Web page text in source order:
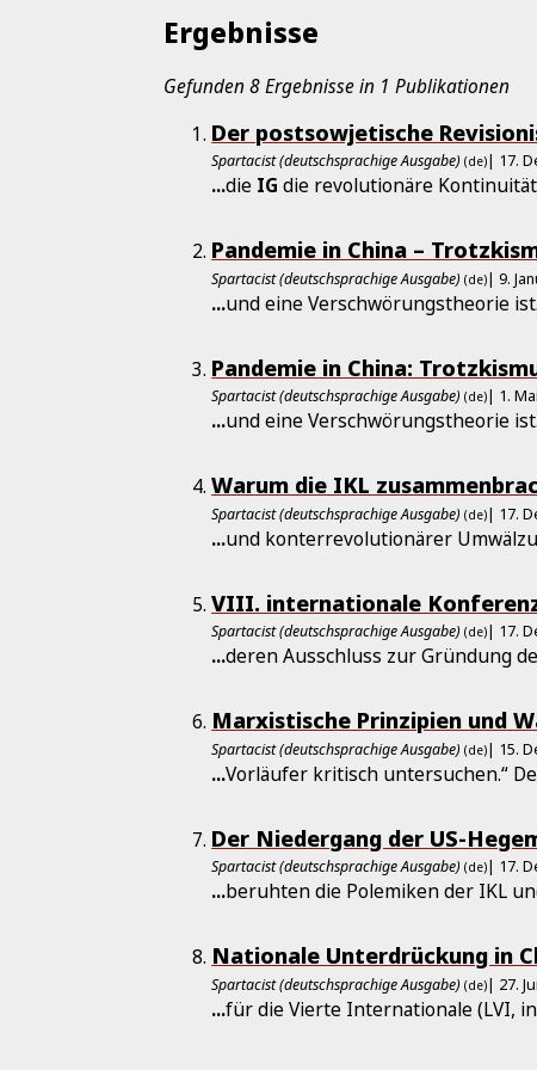
Ergebnisse
Gefunden 8 Ergebnisse in 1 Publikationen
Der postsowjetische
Spartacist (deutschsprachige Ausgabe) (de)| 17.
...die IG die revolutionäre
Pandemie in China –
Spartacist (deutschsprachige Ausgabe) (de)| 9.
...und eine Verschwörungstheorie
Pandemie in China:
Spartacist (deutschsprachige Ausgabe) (de)| 1.
...und eine Verschwörungstheorie
Warum die IKL
Spartacist (deutschsprachige Ausgabe) (de)| 17.
...und konterrevolutionärer
VIII. internationale
Spartacist (deutschsprachige Ausgabe) (de)| 17.
...deren Ausschluss zur Gründung
Marxistische Prinzipien und
Spartacist (deutschsprachige Ausgabe) (de)| 15.
...Vorläufer kritisch untersuchen.“
Der Niedergang der US-
Spartacist (deutschsprachige Ausgabe) (de)| 17.
...beruhten die Polemiken der IKL
Nationale Unterdrückung in
Spartacist (deutschsprachige Ausgabe) (de)| 27.
...für die Vierte Internationale (LVI,